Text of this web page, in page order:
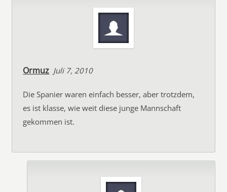
Ormuz Juli 7, 2010
Die Spanier waren einfach besser, aber trotzdem,
es ist klasse, wie weit diese junge Mannschaft
gekommen ist.